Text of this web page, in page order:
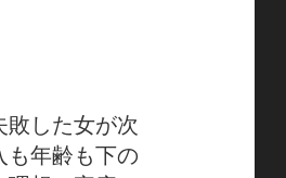
敗した女が次
も年齢も下の